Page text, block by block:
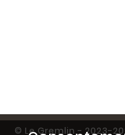
© Le Gremlin - 2023-